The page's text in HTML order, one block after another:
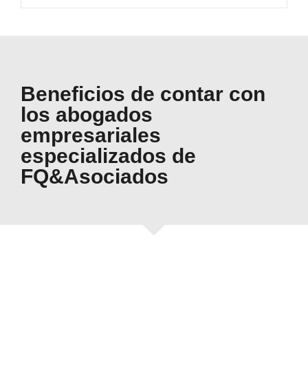
Beneficios de contar con
los abogados
empresariales
especializados de
FQ&Asociados